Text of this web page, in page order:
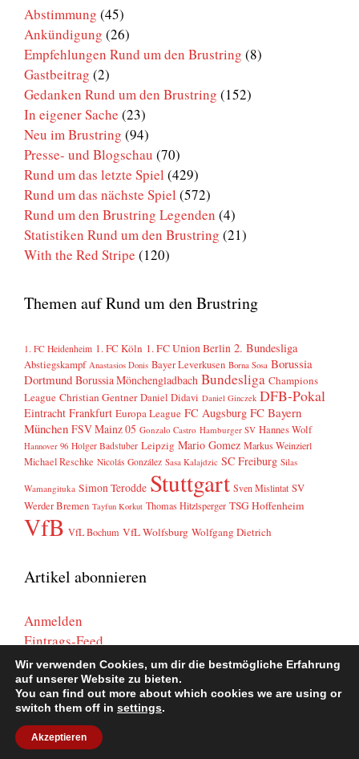
Abstimmung (45)
Ankündigung (26)
Empfehlungen Rund um den Brustring (8)
Gastbeitrag (2)
Gedanken Rund um den Brustring (152)
In eigener Sache (23)
Neu im Brustring (94)
Presse- und Blogschau (70)
Rund um das letzte Spiel (429)
Rund um das nächste Spiel (572)
Rund um den Brustring Legenden (4)
Statistiken Rund um den Brustring (21)
With the Red Stripe (120)
Themen auf Rund um den Brustring
1. FC Heidenheim 1. FC Köln 1. FC Union Berlin 2. Bundesliga
Abstiegskampf Anastasios Donis Bayer Leverkusen Borna Sosa Borussia
Dortmund Borussia Mönchengladbach Bundesliga Champions
League Christian Gentner Daniel Didavi Daniel Ginczek DFB-Pokal
Eintracht Frankfurt Europa League FC Augsburg FC Bayern
München FSV Mainz 05 Gonzalo Castro Hamburger SV Hannes Wolf
Hannover 96 Holger Badstuber Leipzig Mario Gomez Markus Weinzierl
Michael Reschke Nicolás González Sasa Kalajdzic SC Freiburg Silas
Wamangituka Simon Terodde Stuttgart Sven Mislintat SV
Werder Bremen Tayfun Korkut Thomas Hitzlsperger TSG Hoffenheim
VfB VfL Bochum VfL Wolfsburg Wolfgang Dietrich
Artikel abonnieren
Anmelden
Eintrags-Feed
Kommentar-Feed
WordPress.org
© 2026 Rund um den Brustring
Wir verwenden Cookies, um dir die bestmögliche Erfahrung
auf unserer Website zu bieten.
You can find out more about which cookies we are using or
switch them off in settings.
Akzeptieren